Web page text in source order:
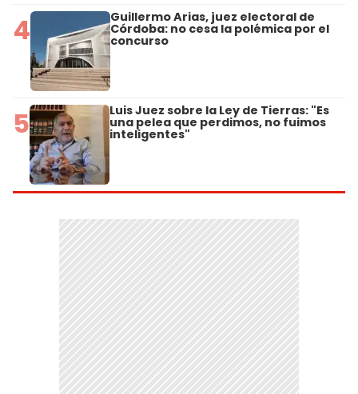
4 Guillermo Arias, juez electoral de
Córdoba: no cesa la polémica por el
concurso
5 Luis Juez sobre la Ley de Tierras: "Es
una pelea que perdimos, no fuimos
inteligentes"